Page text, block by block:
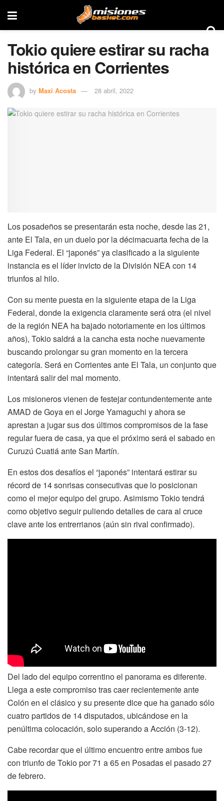
Tokio quiere estirar su racha
histórica en Corrientes
by Maxi Acosta 28 abril, 2022
Los posadeños se presentarán esta noche, desde las 21,
ante El Tala, en un duelo por la décimacuarta fecha de la
Liga Federal. El “japonés” ya clasificado a la siguiente
instancia es el líder invicto de la División NEA con 14
triunfos al hilo.
Con su mente puesta en la siguiente etapa de la Liga
Federal, donde la exigencia claramente será otra (el nivel
de la región NEA ha bajado notoriamente en los últimos
años), Tokio saldrá a la cancha esta noche nuevamente
buscando prolongar su gran momento en la tercera
categoría. Será en Corrientes ante El Tala, un conjunto que
intentará salir del mal momento.
Los misioneros vienen de festejar contundentemente ante
AMAD de Goya en el Jorge Yamaguchi y ahora se
aprestan a jugar sus dos últimos compromisos de la fase
regular fuera de casa, ya que el próximo será el sabado en
Curuzú Cuatiá ante San Martín.
En estos dos desafíos el “japonés” intentará estirar su
récord de 14 sonrisas consecutivas que lo posicionan
como el mejor equipo del grupo. Asimismo Tokio tendrá
como objetivo seguir puliendo detalles de cara al cruce
clave ante los entrerrianos (aún sin rival confirmado).
Del lado del equipo correntino el panorama es diferente.
Llega a este compromiso tras caer recientemente ante
Colón en el clásico y su presente dice que ha ganado sólo
cuatro partidos de 14 disputados, ubicándose en la
penúltima colocación, solo superando a Acción (3-12).
Cabe recordar que el último encuentro entre ambos fue
con triunfo de Tokio por 71 a 65 en Posadas el pasado 27
de febrero.